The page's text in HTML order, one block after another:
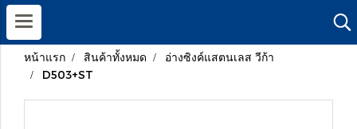
หน้าแรก สินค้าทั้งหมด
อ่างซิงค์แสตนเลส วีก้า
D503+ST